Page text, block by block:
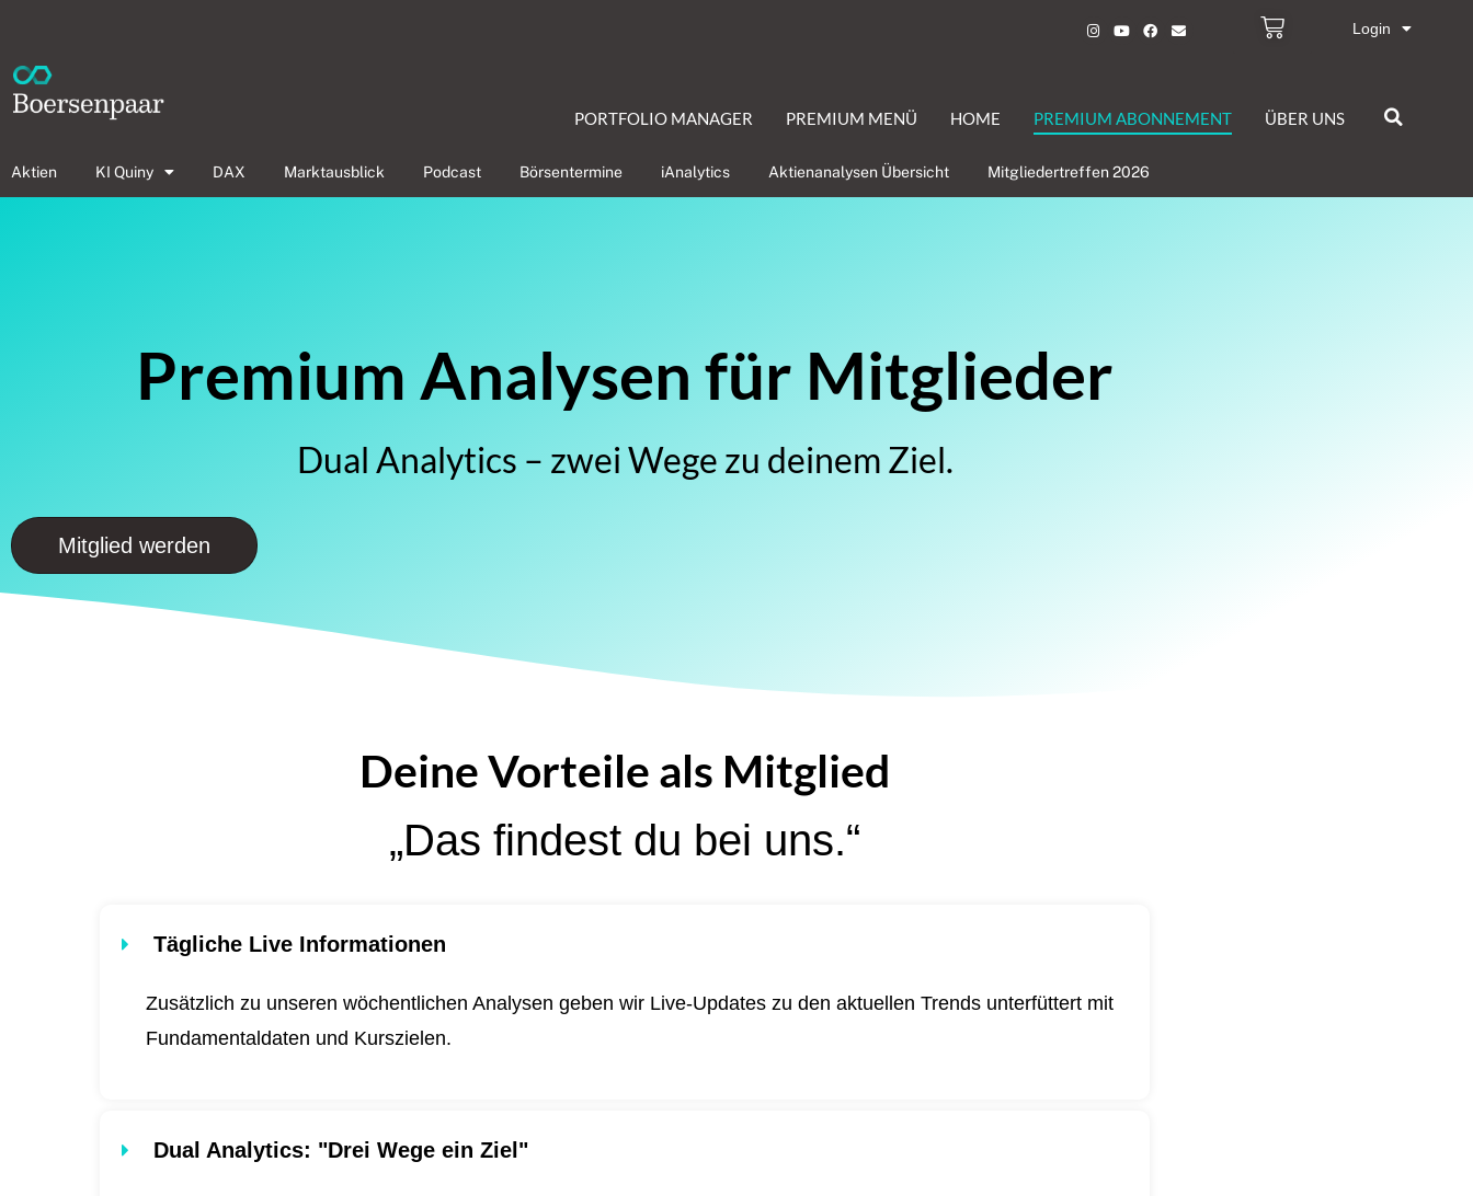
Login
PORTFOLIO MANAGER PREMIUM MENÜ HOME PREMIUM ABONNEMENT ÜBER UNS
Aktien KI Quiny DAX Marktausblick Podcast Börsentermine iAnalytics Aktienanalysen Übersicht Mitgliedertreffen 2026
Premium Analysen für Mitglieder
Dual Analytics – zwei Wege zu deinem Ziel.
Mitglied werden
Deine Vorteile als Mitglied
„Das findest du bei uns.“
Tägliche Live Informationen
Zusätzlich zu unseren wöchentlichen Analysen geben wir Live-Updates zu den aktuellen Trends unterfüttert mit
Fundamentaldaten und Kurszielen.
Dual Analytics: "Drei Wege ein Ziel"